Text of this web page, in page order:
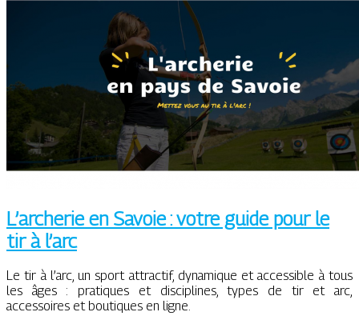
L’archerie en Savoie : votre guide pour le
tir à l’arc
Le tir à l’arc, un sport attractif, dynamique et accessible à tous
les âges : pratiques et disciplines, types de tir et arc,
accessoires et boutiques en ligne.